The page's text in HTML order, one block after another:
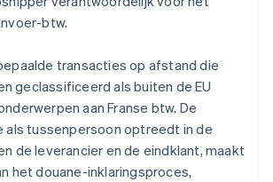
btw.
transacties op afstand die
geclassificeerd als buiten de EU
aan Franse btw. De
als tussenpersoon optreedt in de
de leverancier en de eindklant, maakt
het douane-inklaringsproces,